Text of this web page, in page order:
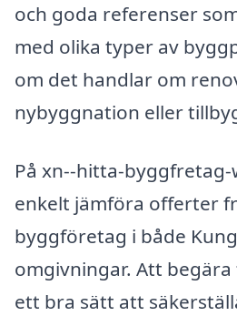
och goda referenser
med olika typer av
om det handlar om
nybyggnation eller
På xn--hitta-byggfretag-
enkelt jämföra offerter
byggföretag i både
omgivningar. Att
ett bra sätt att